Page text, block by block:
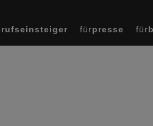
fürpresse für